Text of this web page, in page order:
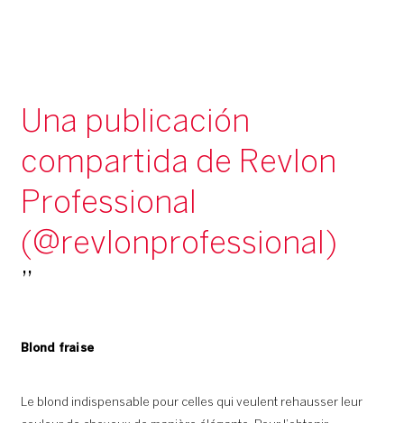
Una publicación
compartida de Revlon
Professional
(@revlonprofessional)
Blond fraise
Le blond indispensable pour celles qui veulent rehausser leur